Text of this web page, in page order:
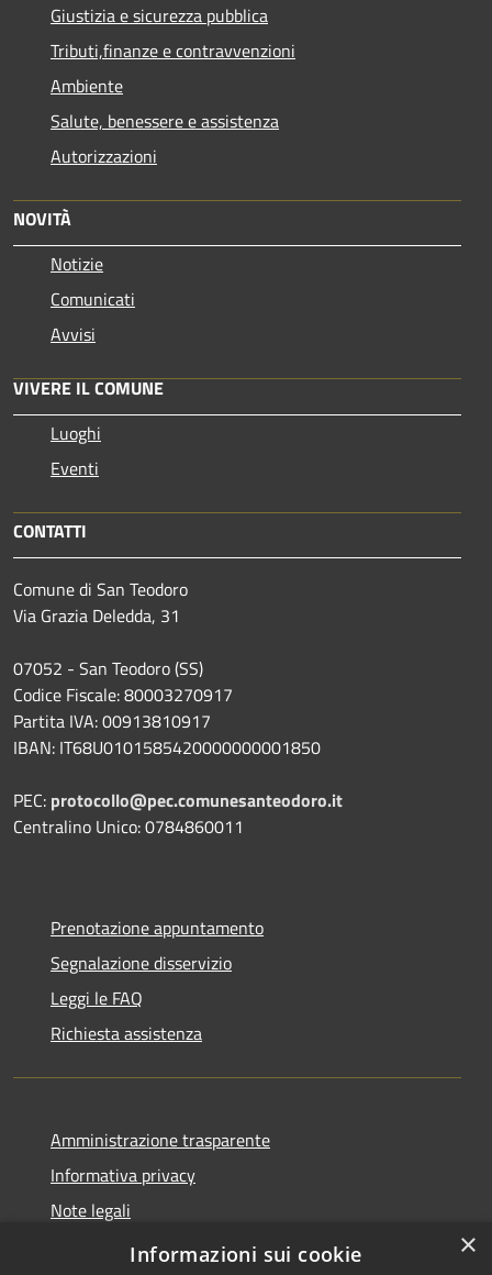
Giustizia e sicurezza pubblica
Tributi,finanze e contravvenzioni
Ambiente
Salute, benessere e assistenza
Autorizzazioni
NOVITÀ
Notizie
Comunicati
Avvisi
VIVERE IL COMUNE
Luoghi
Eventi
CONTATTI
Comune di San Teodoro
Via Grazia Deledda, 31
07052 - San Teodoro (SS)
Codice Fiscale: 80003270917
Partita IVA: 00913810917
IBAN: IT68U0101585420000000001850
PEC: protocollo@pec.comunesanteodoro.it
Centralino Unico: 0784860011
Prenotazione appuntamento
Segnalazione disservizio
Leggi le FAQ
Richiesta assistenza
Amministrazione trasparente
Informativa privacy
Note legali
Dichiarazione di accessibilità
×
Informazioni sui cookie